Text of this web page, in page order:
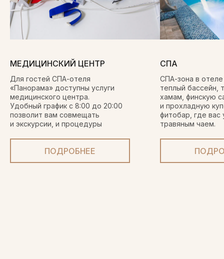
МЕДИЦИНСКИЙ ЦЕНТР
Для гостей СПА-отеля
«Панорама» доступны услуги
медицинского центра.
Удобный график с 8:00 до 20:00
позволит вам совмещать
и экскурсии, и процедуры
ПОДРОБНЕЕ
СПА
СПА-зона в
теплый бассейн,
хамам, финскую
и прохладную
фитобар, где вас
травяным чаем.